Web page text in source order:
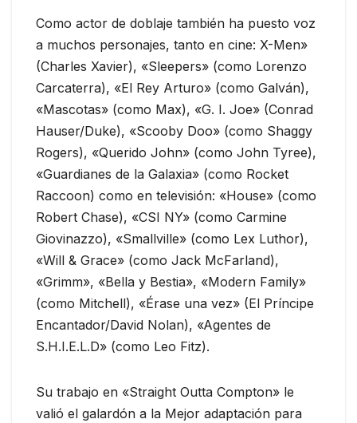
Como actor de doblaje también ha puesto voz
a muchos personajes, tanto en cine: X-Men»
(Charles Xavier), «Sleepers» (como Lorenzo
Carcaterra), «El Rey Arturo» (como Galván),
«Mascotas» (como Max), «G. I. Joe» (Conrad
Hauser/Duke), «Scooby Doo» (como Shaggy
Rogers), «Querido John» (como John Tyree),
«Guardianes de la Galaxia» (como Rocket
Raccoon) como en televisión: «House» (como
Robert Chase), «CSI NY» (como Carmine
Giovinazzo), «Smallville» (como Lex Luthor),
«Will & Grace» (como Jack McFarland),
«Grimm», «Bella y Bestia», «Modern Family»
(como Mitchell), «Érase una vez» (El Príncipe
Encantador/David Nolan), «Agentes de
S.H.I.E.L.D» (como Leo Fitz).
Su trabajo en «Straight Outta Compton» le
valió el galardón a la Mejor adaptación para